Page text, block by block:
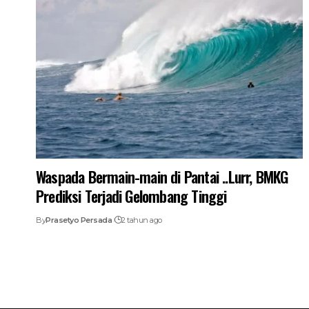
Waspada Bermain-main di Pantai ..Lurr, BMKG
Prediksi Terjadi Gelombang Tinggi
ByPrasetyo Persada 2 tahun ago